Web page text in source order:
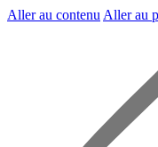
Aller au contenu Aller au